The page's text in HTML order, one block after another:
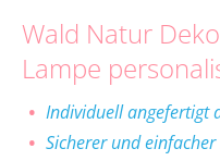
Wald Natur
Lampe
Individuell angefertigt
Sicherer und